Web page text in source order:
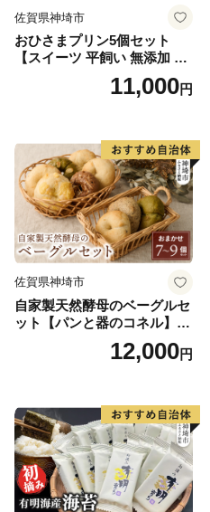
佐賀県神埼市
おひさまプリン5個セット
【スイーツ 平飼い 無添加 有
精卵 ミルン牧場 牛乳 プリン
県 プリンマップ】(H073108)
11,000円
佐賀県神埼市
自家製天然酵母のベーグルセ
ット【パンと器のコネル】
【パンと器のコネル もっち
りベーグル 国産小麦 パン 自
12,000円